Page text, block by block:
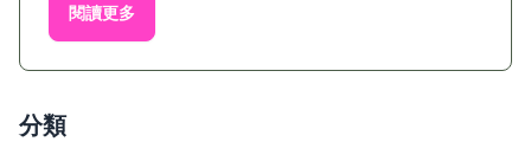
閱讀更多
分類